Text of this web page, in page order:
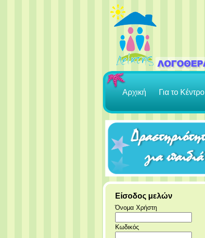
Αρχική Για το Κέντρο
Είσοδος μελών
Όνομα Χρήστη
Κωδικός